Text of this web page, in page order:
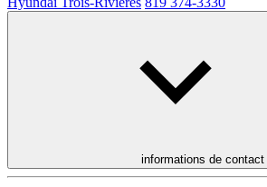
informations de contact